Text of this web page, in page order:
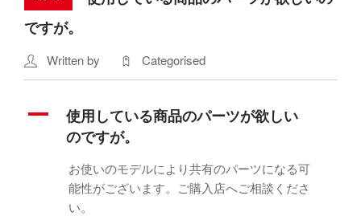
お問い合わせ
ですが。
Written by Categorised
A
使用している商品のパーツが欲しい
のですが。
お使いのモデルにより共有のパーツになる可
能性がございます。ご購入店へご相談くださ
い。